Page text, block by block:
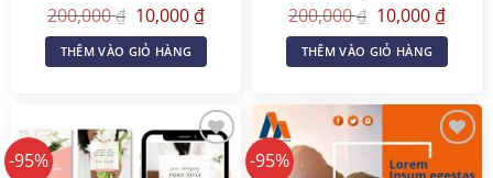
200,000₫ Giá
gốc
là:
200,000 ₫.
10,000₫Giá
hiện
tại
là:
THÊM VÀO GIỎ HÀNG
200,000₫ Giá
gốc
là:
200,000 ₫.
10,000₫Giá
hiện
tại
là:
THÊM VÀO GIỎ HÀNG
-95% -95%